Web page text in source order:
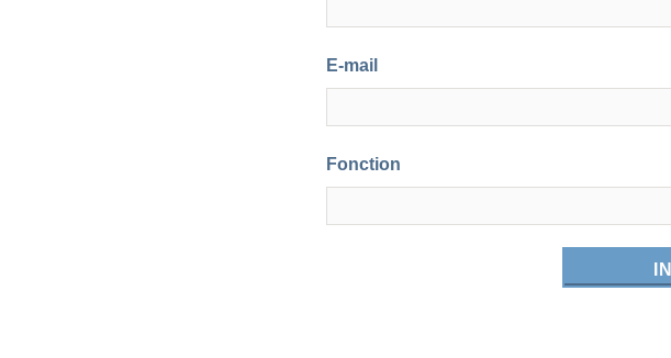
E-mail
Fonction